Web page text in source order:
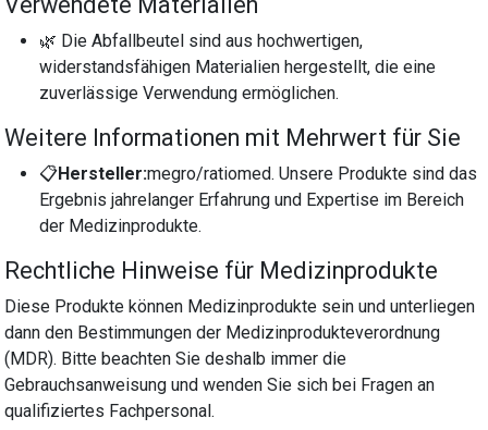
🌿 Die Abfallbeutel sind aus hochwertigen,
widerstandsfähigen Materialien hergestellt, die eine
zuverlässige Verwendung ermöglichen.
Weitere Informationen mit Mehrwert für Sie
📋Hersteller:megro/ratiomed. Unsere Produkte sind das
Ergebnis jahrelanger Erfahrung und Expertise im Bereich
der Medizinprodukte.
Rechtliche Hinweise für Medizinprodukte
Diese Produkte können Medizinprodukte sein und unterliegen
dann den Bestimmungen der Medizinprodukteverordnung
(MDR). Bitte beachten Sie deshalb immer die
Gebrauchsanweisung und wenden Sie sich bei Fragen an
qualifiziertes Fachpersonal.